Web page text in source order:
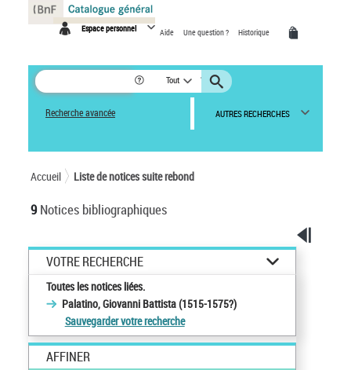
Espace personnel Aide Une question ? Historique
Tout
Recherche avancée AUTRES RECHERCHES
Accueil Liste de notices suite rebond
9Notices bibliographiques
VOTRE RECHERCHE
Toutes les notices liées.
Palatino, Giovanni Battista (1515-1575?)
Sauvegarder votre recherche
AFFINER
Panneau de gestion des cookies